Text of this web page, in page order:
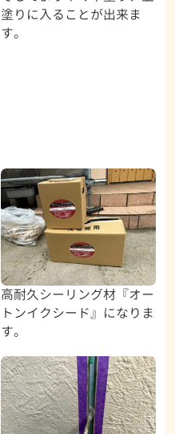
塗りに入ることが出来ま
す。
高耐久シーリング材『オー
トンイクシード』になりま
す。